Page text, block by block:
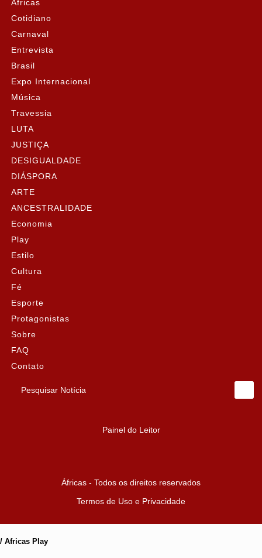
Áfricas
Cotidiano
Carnaval
Entrevista
Brasil
Expo Internacional
Música
Travessia
LUTA
JUSTIÇA
DESIGUALDADE
DIÁSPORA
ARTE
ANCESTRALIDADE
Economia
Play
Estilo
Cultura
Fé
Esporte
Protagonistas
Sobre
FAQ
Contato
Pesquisar Notícia
Painel do Leitor
Áfricas - Todos os direitos reservados
Termos de Uso e Privacidade
/ Africas Play